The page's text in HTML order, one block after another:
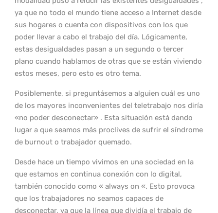
ya que no todo el mundo tiene acceso a Internet desde
sus hogares o cuenta con dispositivos con los que
poder llevar a cabo el trabajo del día. Lógicamente,
estas desigualdades pasan a un segundo o tercer
plano cuando hablamos de otras que se están viviendo
estos meses, pero esto es otro tema.
Posiblemente, si preguntásemos a alguien cuál es uno
de los mayores inconvenientes del teletrabajo nos diría
«no poder desconectar» . Esta situación está dando
lugar a que seamos más proclives de sufrir el síndrome
de burnout o trabajador quemado.
Desde hace un tiempo vivimos en una sociedad en la
que estamos en continua conexión con lo digital,
también conocido como « always on «. Esto provoca
que los trabajadores no seamos capaces de
desconectar, ya que la línea que dividía el trabajo de